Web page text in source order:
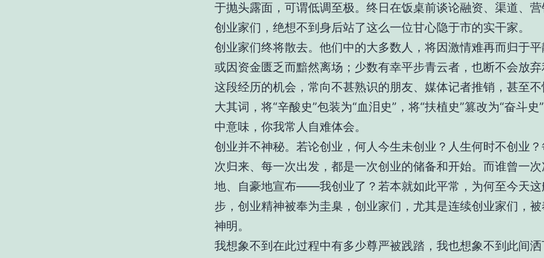
于抛头露面，可谓低调至极。终日在饭桌前谈论融资、渠道、营
创业家们，绝想不到身后站了这么一位甘心隐于市的实干家。
创业家们终将散去。他们中的大多数人，将因激情难再而归于平
或因资金匮乏而黯然离场；少数有幸平步青云者，也断不会放弃
这段经历的机会，常向不甚熟识的朋友、媒体记者推销，甚至不
大其词，将“辛酸史”包装为“血泪史”，将“扶植史”篡改为“奋斗史
中意味，你我常人自难体会。
创业并不神秘。若论创业，何人今生未创业？人生何时不创业？
次归来、每一次出发，都是一次创业的储备和开始。而谁曾一次
地、自豪地宣布——我创业了？若本就如此平常，为何至今天这
步，创业精神被奉为圭臬，创业家们，尤其是连续创业家们，被
神明。
我想象不到在此过程中有多少尊严被践踏，我也想象不到此间洒